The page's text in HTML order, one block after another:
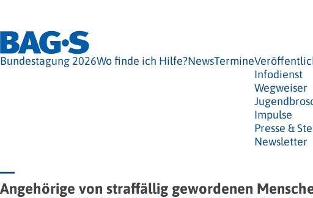
Bundestagung 2026Wo finde ich Hilfe?NewsTermine
Infodienst
Wegweiser
Impulse
Presse &
Newsletter
Angehörige von straffällig gewordenen